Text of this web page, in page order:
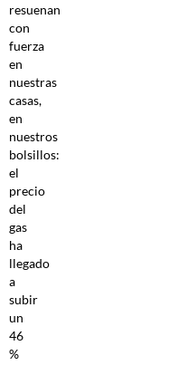
resuenan
con
fuerza
en
nuestras
casas,
en
nuestros
bolsillos:
el
precio
del
gas
ha
llegado
a
subir
un
46
%